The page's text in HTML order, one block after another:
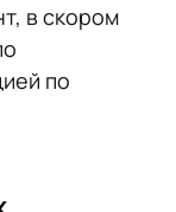
в скором
по